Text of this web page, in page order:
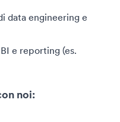
data engineering e
e reporting (es.
noi: